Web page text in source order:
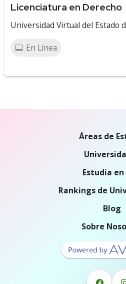
Licenciatura en Derecho
Universidad Virtual del Estado
En Línea
Áreas de
Estudia en
Rankings de
Blog
Sobre